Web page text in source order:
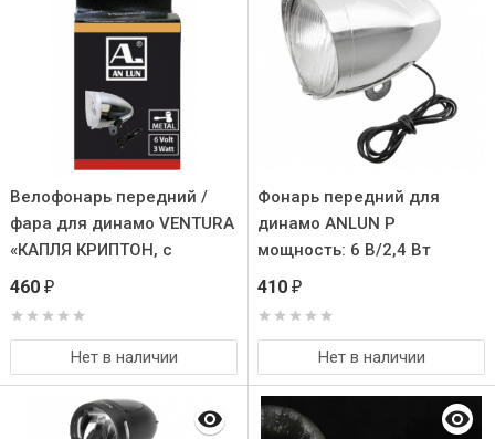
Велофонарь передний /
фара для динамо VENTURA
«КАПЛЯ КРИПТОН, с
кабелем.
460 ₽
Нет в наличии
Фонарь передний для
динамо ANLUN P
мощность: 6 В/2,4 Вт
410 ₽
Нет в наличии